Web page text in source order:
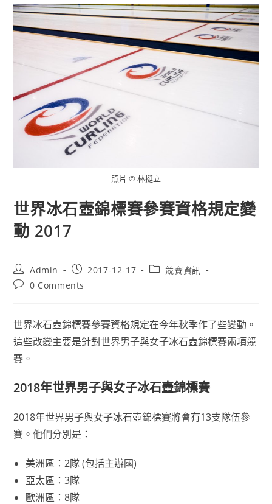
照片 © 林挺立
世界冰石壺錦標賽參賽資格規定變
動 2017
Post
author:
Admin
Post
published:
2017-12-17
Post競賽資訊
Post0 Comments
世界冰石壺錦標賽參賽資格規定在今年秋季作了些變動。
這些改變主要是針對世界男子與女子冰石壺錦標賽兩項競
賽。
2018年世界男子與女子冰石壺錦標賽
2018年世界男子與女子冰石壺錦標賽將會有13支隊伍參
賽。他們分別是：
美洲區：2隊 (包括主辦國)
亞太區：3隊
歐洲區：8隊